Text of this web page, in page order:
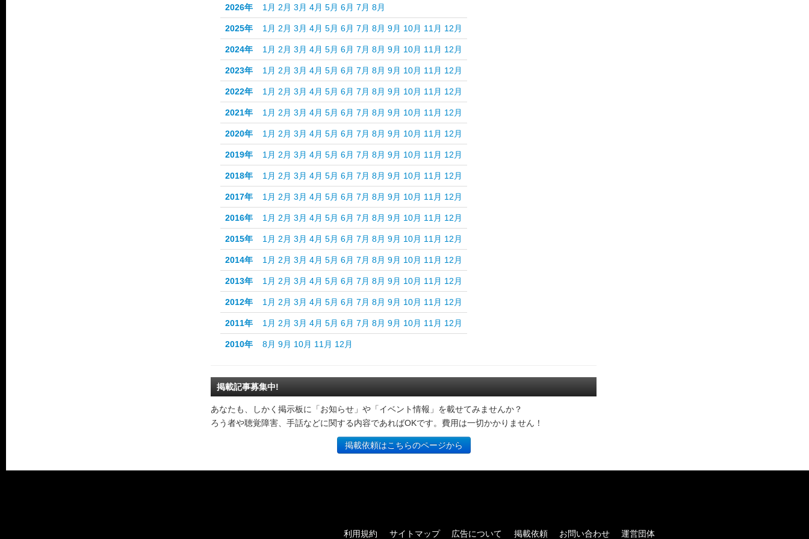
2026年 1月 2月 3月 4月 5月 6月 7月 8月
2025年 1月 2月 3月 4月 5月 6月 7月 8月 9月 10月 11月 12月
2024年 1月 2月 3月 4月 5月 6月 7月 8月 9月 10月 11月 12月
2023年 1月 2月 3月 4月 5月 6月 7月 8月 9月 10月 11月 12月
2022年 1月 2月 3月 4月 5月 6月 7月 8月 9月 10月 11月 12月
2021年 1月 2月 3月 4月 5月 6月 7月 8月 9月 10月 11月 12月
2020年 1月 2月 3月 4月 5月 6月 7月 8月 9月 10月 11月 12月
2019年 1月 2月 3月 4月 5月 6月 7月 8月 9月 10月 11月 12月
2018年 1月 2月 3月 4月 5月 6月 7月 8月 9月 10月 11月 12月
2017年 1月 2月 3月 4月 5月 6月 7月 8月 9月 10月 11月 12月
2016年 1月 2月 3月 4月 5月 6月 7月 8月 9月 10月 11月 12月
2015年 1月 2月 3月 4月 5月 6月 7月 8月 9月 10月 11月 12月
2014年 1月 2月 3月 4月 5月 6月 7月 8月 9月 10月 11月 12月
2013年 1月 2月 3月 4月 5月 6月 7月 8月 9月 10月 11月 12月
2012年 1月 2月 3月 4月 5月 6月 7月 8月 9月 10月 11月 12月
2011年 1月 2月 3月 4月 5月 6月 7月 8月 9月 10月 11月 12月
2010年 8月 9月 10月 11月 12月
掲載記事募集中!
あなたも、しかく掲示板に「お知らせ」や「イベント情報」を載せてみませんか？
ろう者や聴覚障害、手話などに関する内容であればOKです。費用は一切かかりません！
掲載依頼はこちらのページから
利用規約 サイトマップ 広告について 掲載依頼 お問い合わせ 運営団体